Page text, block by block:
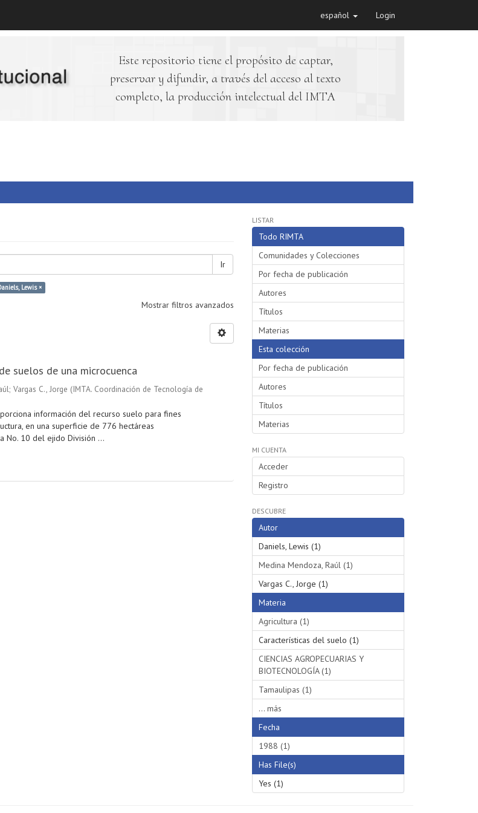
español Login
Este repositorio tiene el propósito de captar,
preservar y difundir, a través del acceso al texto
completo, la producción intelectual del IMTA
Ir
Lewis ×
Mostrar filtros avanzados
suelos de una microcuenca
; Vargas C., Jorge (IMTA. Coordinación de Tecnología de
información del recurso suelo para fines
en una superficie de 776 hectáreas
No. 10 del ejido División ...
LISTAR
Todo RIMTA
Comunidades y Colecciones
Por fecha de publicación
Autores
Títulos
Materias
Esta colección
Por fecha de publicación
Autores
Títulos
Materias
MI CUENTA
Acceder
Registro
DESCUBRE
Autor
Daniels, Lewis (1)
Medina Mendoza, Raúl (1)
Vargas C., Jorge (1)
Materia
Agricultura (1)
Características del suelo (1)
CIENCIAS AGROPECUARIAS Y
BIOTECNOLOGÍA (1)
Tamaulipas (1)
... más
Fecha
1988 (1)
Has File(s)
Yes (1)